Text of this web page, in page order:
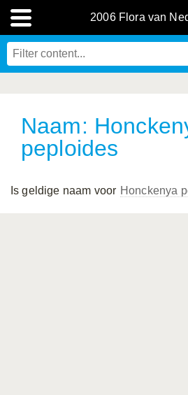
2006 Flora van
Naam:
peploides
Is geldige naam voor Honckenya